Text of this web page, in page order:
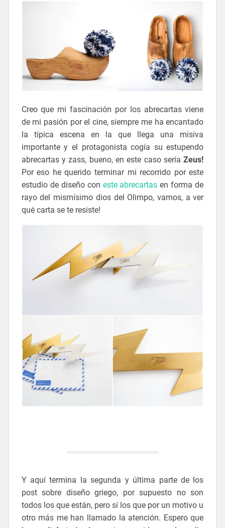
Creo que mi fascinación por los abrecartas viene
de mi pasión por el cine, siempre me ha encantado
la típica escena en la que llega una misiva
importante y el protagonista cogía su estupendo
abrecartas y zass, bueno, en este caso seríaZeus!
Por eso he querido terminar mi recorrido por este
estudio de diseño con este abrecartasen forma de
rayo del mismísimo dios del Olimpo, vamos, a ver
qué carta se te resiste!
Y aquí termina la segunda y última parte de los
post sobre diseño griego, por supuesto no son
todos los que están, pero sí los que por un motivo u
otro más me han llamado la atención. Espero que